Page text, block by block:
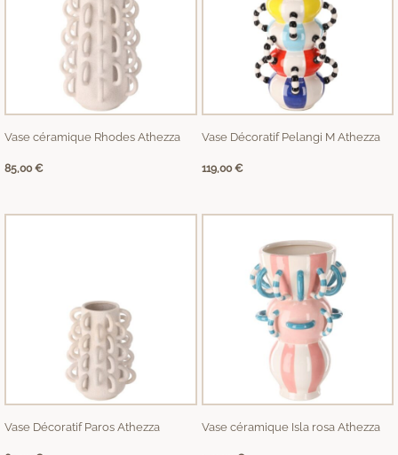
Vase céramique Rhodes Athezza
85,00€
Vase Décoratif Pelangi M Athezza
119,00€
Vase Décoratif Paros Athezza Vase céramique Isla rosa Athezza